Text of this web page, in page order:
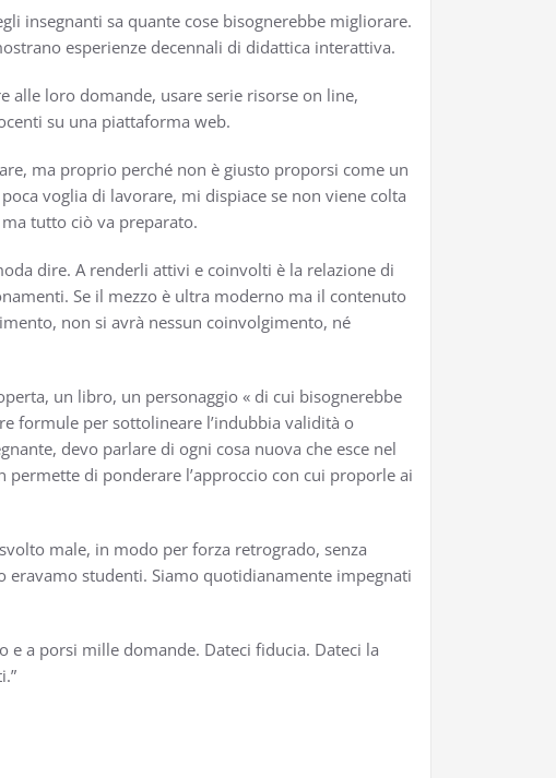
insegnanti sa quante cose bisognerebbe migliorare.
esperienze decennali di didattica interattiva.
alle loro domande, usare serie risorse on line,
su una piattaforma web.
ma proprio perché non è giusto proporsi come un
voglia di lavorare, mi dispiace se non viene colta
tutto ciò va preparato.
dire. A renderli attivi e coinvolti è la relazione di
Se il mezzo è ultra moderno ma il contenuto
non si avrà nessun coinvolgimento, né
un libro, un personaggio « di cui bisognerebbe
formule per sottolineare l’indubbia validità o
devo parlare di ogni cosa nuova che esce nel
di ponderare l’approccio con cui proporle ai
male, in modo per forza retrogrado, senza
studenti. Siamo quotidianamente impegnati
a porsi mille domande. Dateci fiducia. Dateci la